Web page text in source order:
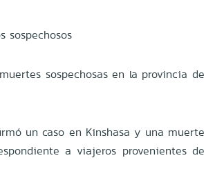
sospechosos
sospechosas en la provincia de
un caso en Kinshasa y una muerte
a viajeros provenientes de